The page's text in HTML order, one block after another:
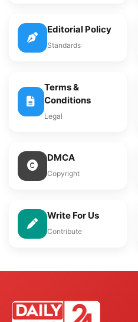
Editorial Policy
Standards
Terms &
Conditions
Legal
DMCA
Copyright
Write For Us
Contribute